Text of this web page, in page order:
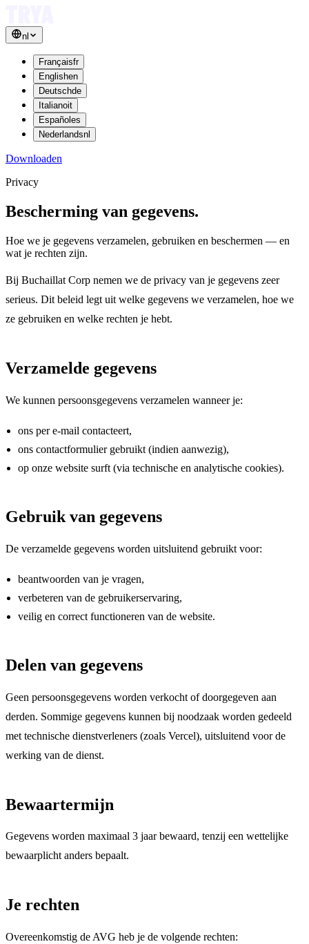
nl
Françaisfr
Englishen
Deutschde
Italianoit
Español es
Nederlandsnl
Downloaden
Privacy
Bescherming van gegevens.
Hoe we je gegevens verzamelen, gebruiken en beschermen — en
wat je rechten zijn.
Bij Buchaillat Corp nemen we de privacy van je gegevens zeer
serieus. Dit beleid legt uit welke gegevens we verzamelen, hoe we
ze gebruiken en welke rechten je hebt.
Verzamelde gegevens
We kunnen persoonsgegevens verzamelen wanneer je:
ons per e-mail contacteert,
ons contactformulier gebruikt (indien aanwezig),
op onze website surft (via technische en analytische cookies).
Gebruik van gegevens
De verzamelde gegevens worden uitsluitend gebruikt voor:
beantwoorden van je vragen,
verbeteren van de gebruikerservaring,
veilig en correct functioneren van de website.
Delen van gegevens
Geen persoonsgegevens worden verkocht of doorgegeven aan
derden. Sommige gegevens kunnen bij noodzaak worden gedeeld
met technische dienstverleners (zoals Vercel), uitsluitend voor de
werking van de dienst.
Bewaartermijn
Gegevens worden maximaal 3 jaar bewaard, tenzij een wettelijke
bewaarplicht anders bepaalt.
Je rechten
Overeenkomstig de AVG heb je de volgende rechten: